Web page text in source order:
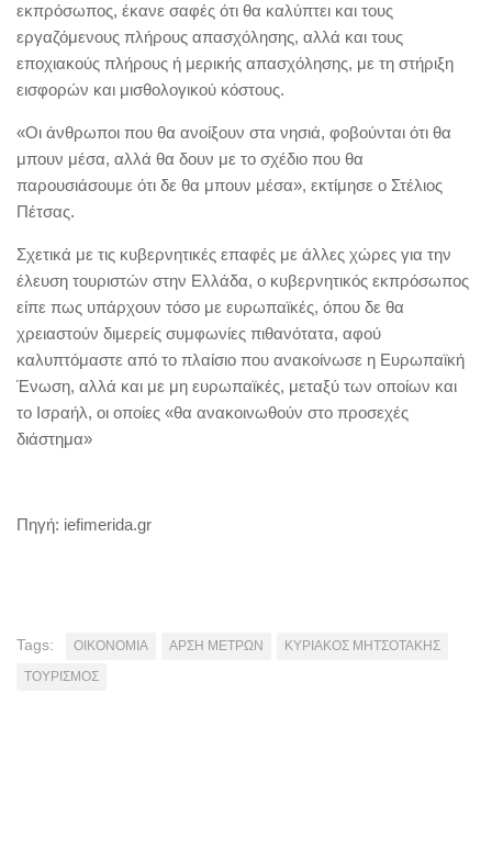
εκπρόσωπος, έκανε σαφές ότι θα καλύπτει και τους
εργαζόμενους πλήρους απασχόλησης, αλλά και τους
εποχιακούς πλήρους ή μερικής απασχόλησης, με τη στήριξη
εισφορών και μισθολογικού κόστους.
«Οι άνθρωποι που θα ανοίξουν στα νησιά, φοβούνται ότι θα
μπουν μέσα, αλλά θα δουν με το σχέδιο που θα
παρουσιάσουμε ότι δε θα μπουν μέσα», εκτίμησε ο Στέλιος
Πέτσας.
Σχετικά με τις κυβερνητικές επαφές με άλλες χώρες για την
έλευση τουριστών στην Ελλάδα, ο κυβερνητικός εκπρόσωπος
είπε πως υπάρχουν τόσο με ευρωπαϊκές, όπου δε θα
χρειαστούν διμερείς συμφωνίες πιθανότατα, αφού
καλυπτόμαστε από το πλαίσιο που ανακοίνωσε η Ευρωπαϊκή
Ένωση, αλλά και με μη ευρωπαϊκές, μεταξύ των οποίων και
το Ισραήλ, οι οποίες «θα ανακοινωθούν στο προσεχές
διάστημα»
Πηγή: iefimerida.gr
Tags: OIKONOMIA ΑΡΣΗ ΜΕΤΡΩΝ
ΚΥΡΙΑΚΟΣ ΜΗΤΣΟΤΑΚΗΣ
ΤΟΥΡΙΣΜΟΣ